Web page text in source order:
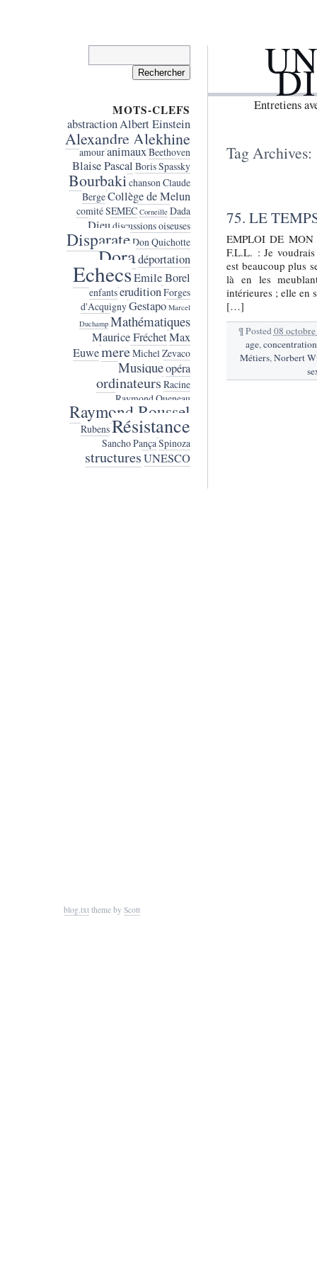
Entretiens
Tag Archives:
75. LE
EMPLOI DE MON
F.L.L. : Je
est beaucoup plus
là en les
intérieures ; elle en
[…]
¶Posted08
age,concentration
Métiers,Norbert
MOTS-CLEFS
abstractionAlbert Einstein
Alexandre Alekhine
amouranimauxBeethoven
Blaise Pascal Boris Spassky
BourbakichansonClaude
BergeCollège de Melun
comité SEMEC Corneille Dada
Dieu discussions oiseuses
DisparateDon Quichotte
Doradéportation
EchecsEmile Borel
enfantseruditionForges
d'AcquignyGestapo Marcel
Duchamp Mathématiques
Maurice FréchetMax
EuwemereMichel Zevaco
Musiqueopéra
ordinateurs Racine
Raymond Queneau
Raymond Roussel
RubensRésistance
Sancho PançaSpinoza
structuresUNESCO
blog.txttheme by Scott